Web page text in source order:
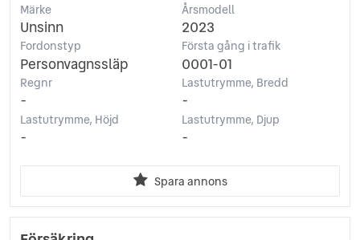
Märke
Unsinn
Årsmodell
2023
Fordonstyp
Personvagnssläp
Första gång i trafik
0001-01
Regnr
-
Lastutrymme, Bredd
-
Lastutrymme, Höjd
-
Lastutrymme, Djup
-
Spara annons